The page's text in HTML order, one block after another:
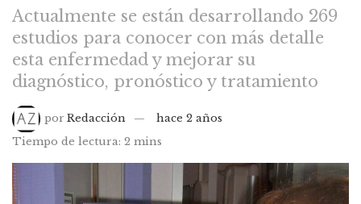
Actualmente se están desarrollando 269
estudios para conocer con más detalle
esta enfermedad y mejorar su
diagnóstico, pronóstico y tratamiento
por Redacción
hace 2 años
Tiempo de lectura: 2 mins